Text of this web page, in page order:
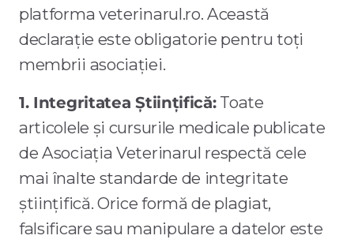
platforma veterinarul.ro. Această
declarație este obligatorie pentru toți
membrii asociației.
1. Integritatea Științifică:Toate
articolele și cursurile medicale publicate
de Asociația Veterinarul respectă cele
mai înalte standarde de integritate
științifică. Orice formă de plagiat,
falsificare sau manipulare a datelor este